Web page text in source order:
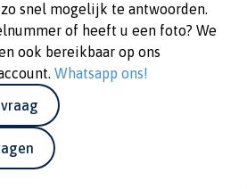
snel mogelijk te antwoorden.
of heeft u een foto? We
ook bereikbaar op ons
Whatsapp ons!